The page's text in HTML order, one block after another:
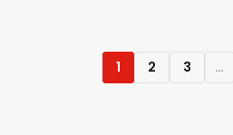
1 2 3 …